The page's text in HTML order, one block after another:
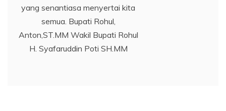
yang senantiasa menyertai kita
semua. Bupati Rohul,
Anton,ST.MM Wakil Bupati Rohul
H. Syafaruddin Poti SH.MM